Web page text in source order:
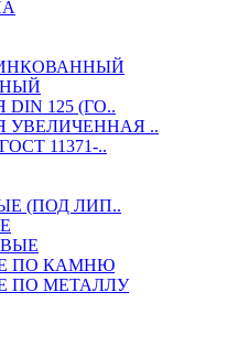
125 (ГО..
..
11371-..
(ПОД ЛИП..
ПО КАМНЮ
ПО МЕТАЛЛУ